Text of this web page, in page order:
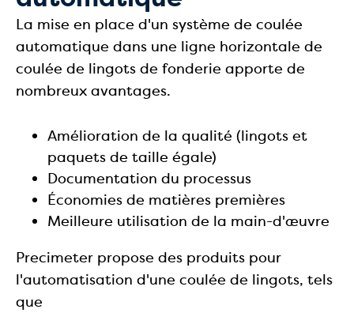
La mise en place d'un système de coulée
automatique dans une ligne horizontale de
coulée de lingots de fonderie apporte de
nombreux avantages.
Amélioration de la qualité (lingots et
paquets de taille égale)
Documentation du processus
Économies de matières premières
Meilleure utilisation de la main-d'œuvre
Precimeter propose des produits pour
l'automatisation d'une coulée de lingots, tels
que